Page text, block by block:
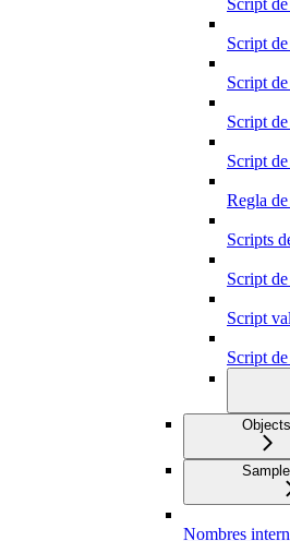
Script
Script
Script
Script
Script
Regla de
Scripts
Script
Script
Script
Objects
Nombres